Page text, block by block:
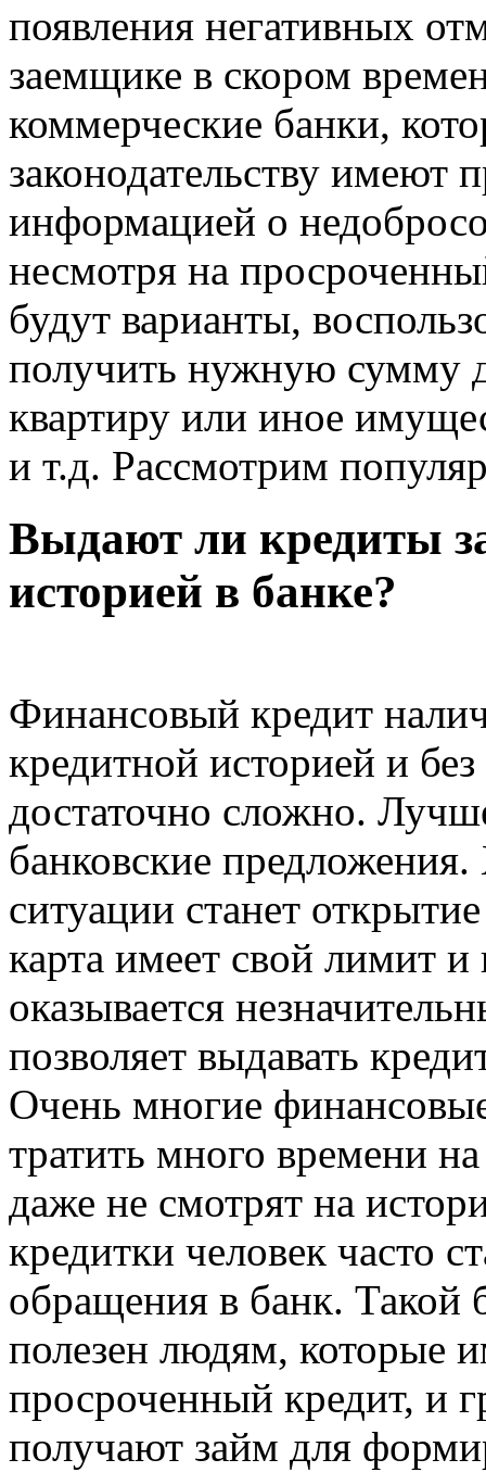
появления негативных
заемщике в скором
коммерческие банки,
законодательству имеют
информацией о
несмотря на
будут варианты,
получить нужную сумму
квартиру или иное
и т.д. Рассмотрим
Выдают ли кредиты
историей в банке?
Финансовый кредит
кредитной историей и
достаточно сложно.
банковские
ситуации станет
карта имеет свой лимит
оказывается
позволяет выдавать
Очень многие
тратить много времени
даже не смотрят на
кредитки человек часто
обращения в банк. Такой
полезен людям, которые
просроченный кредит, и
получают займ для